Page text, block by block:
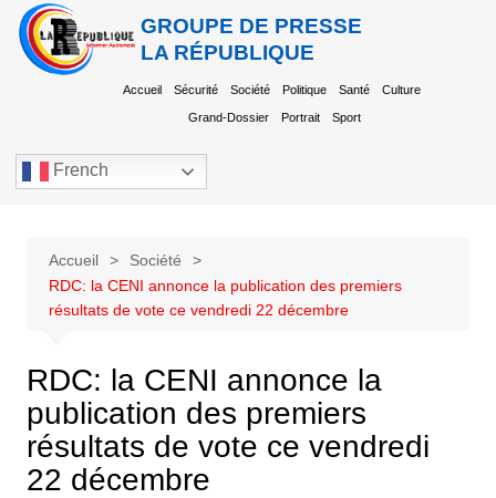
GROUPE DE PRESSE
LA RÉPUBLIQUE
Accueil Sécurité Société Politique Santé Culture
Grand-Dossier Portrait Sport
French
Accueil
Société
RDC: la CENI annonce la publication des premiers
résultats de vote ce vendredi 22 décembre
RDC: la CENI annonce la
publication des premiers
résultats de vote ce vendredi
22 décembre